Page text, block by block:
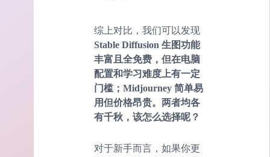
综上对比，我们可以发现
Stable Diffusion 生图功能
丰富且全免费，但在电脑
配置和学习难度上有一定
门槛；Midjourney 简单易
用但价格昂贵。两者均各
有千秋，该怎么选择呢？
对于新手而言，如果你更